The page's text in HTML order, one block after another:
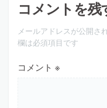
コメントを残
メールアドレスが公開さ
欄は必須項目です
コメント ※